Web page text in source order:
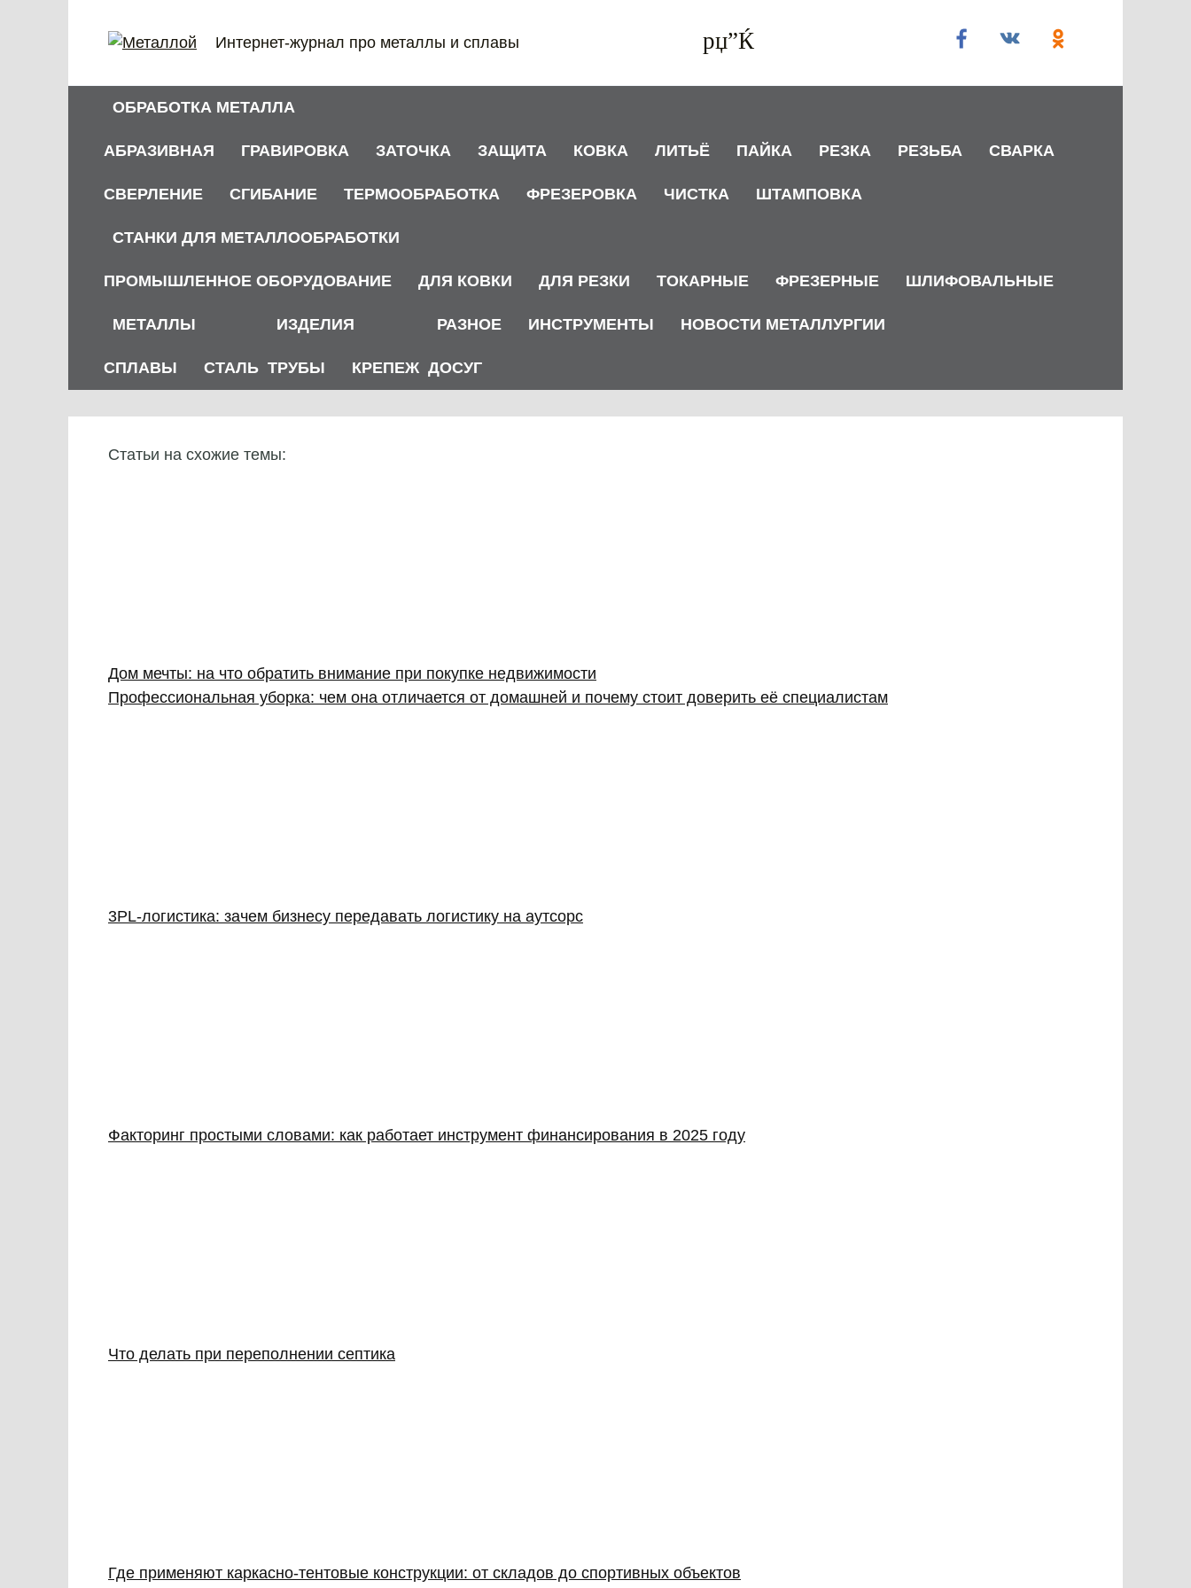
Интернет-журнал про металлы и сплавы
ОБРАБОТКА МЕТАЛЛА
АБРАЗИВНАЯ ГРАВИРОВКА ЗАТОЧКА ЗАЩИТА КОВКА ЛИТЬЁ ПАЙКА РЕЗКА РЕЗЬБА СВАРКА
СВЕРЛЕНИЕ СГИБАНИЕ ТЕРМООБРАБОТКА ФРЕЗЕРОВКА ЧИСТКА ШТАМПОВКА
СТАНКИ ДЛЯ МЕТАЛЛООБРАБОТКИ
ПРОМЫШЛЕННОЕ ОБОРУДОВАНИЕ ДЛЯ КОВКИ ДЛЯ РЕЗКИ ТОКАРНЫЕ ФРЕЗЕРНЫЕ ШЛИФОВАЛЬНЫЕ
МЕТАЛЛЫ
СПЛАВЫ СТАЛЬ
ИЗДЕЛИЯ
ТРУБЫ КРЕПЕЖ
РАЗНОЕ
ДОСУГ
ИНСТРУМЕНТЫ НОВОСТИ МЕТАЛЛУРГИИ
Статьи на схожие темы:
Дом мечты: на что обратить внимание при покупке недвижимости
Профессиональная уборка: чем она отличается от домашней и почему стоит доверить её специалистам
3PL‑логистика: зачем бизнесу передавать логистику на аутсорс
Факторинг простыми словами: как работает инструмент финансирования в 2025 году
Что делать при переполнении септика
Где применяют каркасно‑тентовые конструкции: от складов до спортивных объектов